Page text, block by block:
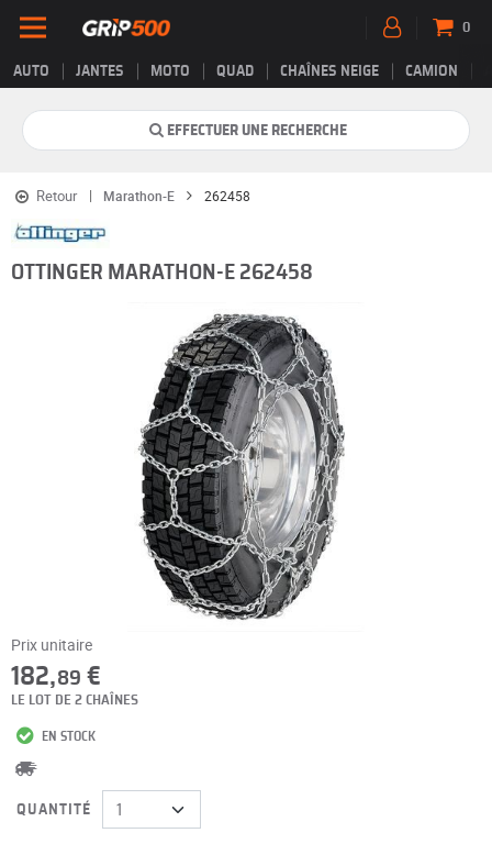
AUTO JANTES MOTO QUAD CHAÎNES NEIGE CAMION
0
EFFECTUER UNE RECHERCHE
Retour Marathon-E 262458
OTTINGER MARATHON-E 262458
Prix unitaire
182,89 €
LE LOT DE 2 CHAÎNES
EN STOCK
QUANTITÉ